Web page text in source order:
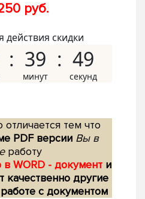
руб.
действия скидки
39 48
тем что
PDF версии Вы в
работу
WORD - документ и
качественно другие
с документом